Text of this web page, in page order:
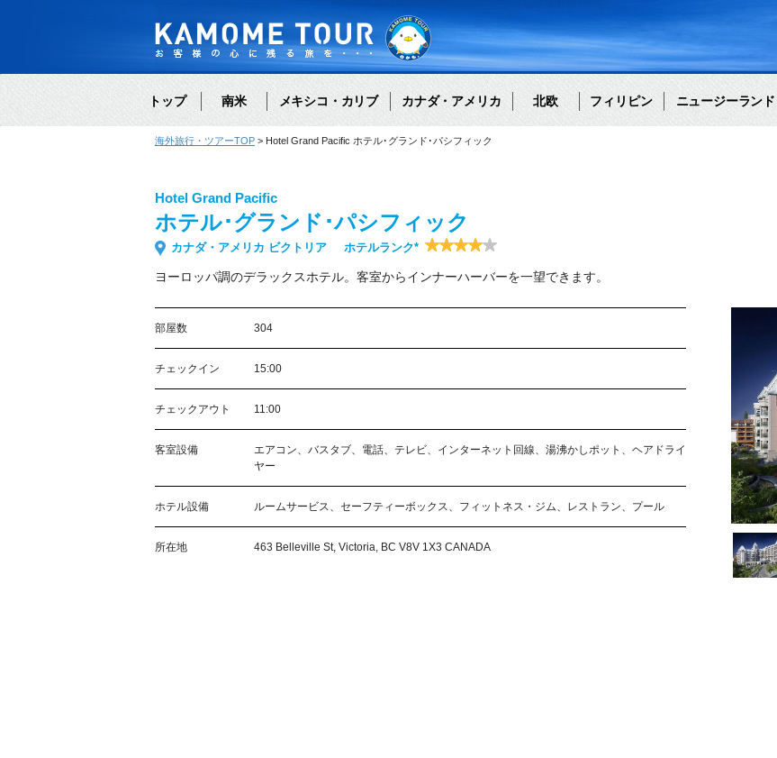
トップ 南米 メキシコ・カリブ カナダ・アメリカ 北欧 フィリピン ニュージーランド
海外旅行・ツアーTOP Hotel Grand Pacific ホテル･グランド･パシフィック
Hotel Grand Pacific
ホテル･グランド･パシフィック
カナダ・アメリカ ビクトリア ホテルランク*
ヨーロッパ調のデラックスホテル。客室からインナーハーバーを一望できます。
部屋数 304
チェックイン 15:00
チェックアウト 11:00
客室設備
エアコン、バスタブ、電話、テレビ、インターネット回線、湯沸かしポット、ヘアドライ
ヤー
ホテル設備 ルームサービス、セーフティーボックス、フィットネス・ジム、レストラン、プール
所在地 463 Belleville St, Victoria, BC V8V 1X3 CANADA